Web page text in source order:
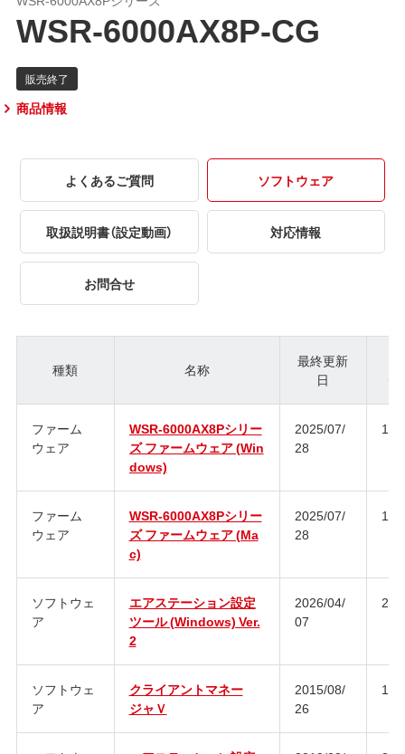
WSR-6000AX8P-CG
商品情報
よくあるご質問 ソフトウェア
取扱説明書（設定動画） 対応情報
お問合せ
種類 名称
最終更新
日
ジ
ファーム
ウェア
WSR-6000AX8Pシリー
ズ ファームウェア (Win
dows)
2025/07/
28
ファーム
ウェア
WSR-6000AX8Pシリー
ズ ファームウェア (Ma
c)
2025/07/
28
ソフトウェ
ア
エアステーション設定
ツール (Windows) Ver.
2
2026/04/
07
ソフトウェ
ア
クライアントマネー
ジャＶ
2015/08/
26